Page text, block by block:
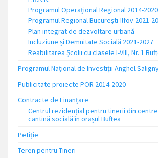
Programul Operațional Regional 2014-2020
Programul Regional București-Ilfov 2021-
Plan integrat de dezvoltare urbană
Incluziune și Demnitate Socială 2021-2027
Reabilitarea Școlii cu clasele I-VIII, Nr. 1
Programul Național de Investiții Anghel
Publicitate proiecte POR 2014-2020
Contracte de Finanțare
Centrul rezidențial pentru tinerii din
cantină socială în orașul Buftea
Petiție
Teren pentru Tineri